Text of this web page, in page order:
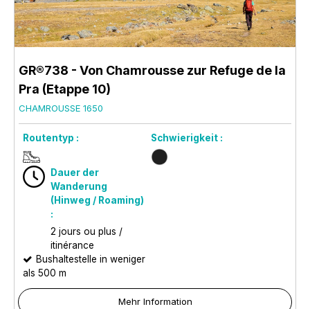
GR®738 - Von Chamrousse zur Refuge de la
Pra (Etappe 10)
CHAMROUSSE 1650
Routentyp : Schwierigkeit :
Dauer der
Wanderung
(Hinweg / Roaming)
:
2 jours ou plus /
itinérance
Bushaltestelle in weniger
als 500 m
Mehr Information